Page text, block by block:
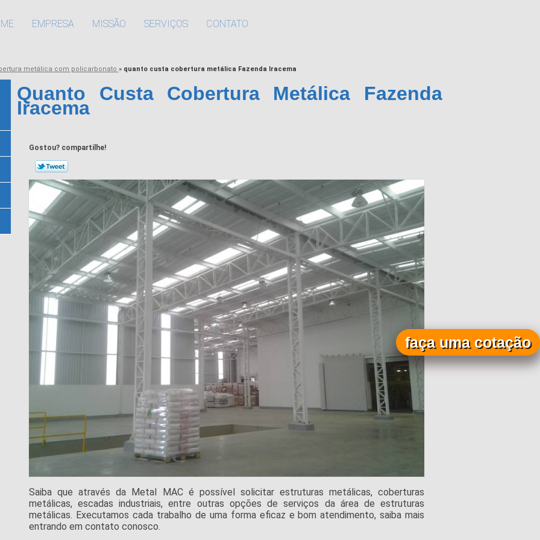
EMPRESA MISSÃO SERVIÇOS CONTATO
metálica com policarbonato » quanto custa cobertura metálica Fazenda Iracema
Quanto Custa Cobertura Metálica Fazenda
Iracema
Gostou? compartilhe!
Saiba que através da Metal MAC é possível solicitar estruturas metálicas, coberturas
metálicas, escadas industriais, entre outras opções de serviços da área de estruturas
metálicas. Executamos cada trabalho de uma forma eficaz e bom atendimento, saiba mais
entrando em contato conosco.
faça uma cotação